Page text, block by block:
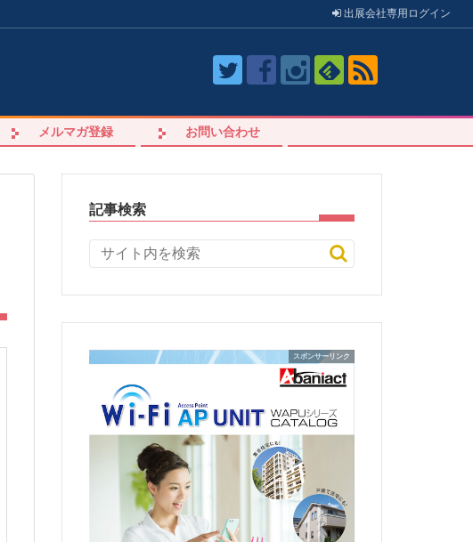
出展会社専用 ログイン
メルマガ登録 お問い合わせ
記事検索